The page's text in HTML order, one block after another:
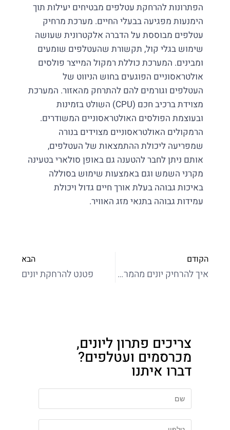
הפתרונות להרחקת עטלפים מבטיחים יעילות תוך
הימנעות מפגיעה בבעלי החיים. מערכת מרחיק
עטלפים מבוססת על הדברה אלקטרונית שעושה
שימוש בגלי קול, תקשורת שהעטלפים שומעים
ומבינים. המערכת כוללת רמקול המייצר פולסים
אולטראסוניים הפוגעים בחוש הניווט של
העטלפים וגורמים להם להתרחק מהאזור. המערכת
מצוידת ברכיב חכם (CPU) השולט בזמינות
ובעוצמת הפולסים האולטראסוניים המשודרים.
הרמקולים האולטראסוניים מצוידים בנורה
שמפריעה ליכולת ההתמצאות של העטלפים,
אותם ניתן לחבר להטענה גם באופן סולארי בטעינה
מקרני השמש וגם באמצעות שימוש בסוללה
באיכות גבוהה בעלת אורך חיים גדול ויכולת
עמידות גבוהה בתנאי מזג האוויר.
הקודם
איך להרחיק יונים מהמרפסת?
הבא
פטנט להרחקת יונים
צריכים פתרון ליונים,
מכרסמים ועטלפים?
דברו איתנו